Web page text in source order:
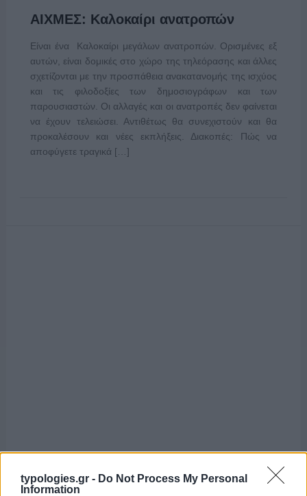
typologies.gr - Do Not Process My Personal
Information
ΑΙΧΜΕΣ: Καλοκαίρι ανατροπών
Είναι ένα Καλοκαίρι μεγάλων ανατροπών. Ορισμένες εξ
αυτών, είναι δομικές στο χώρο της τηλεόρασης και άλλες
σχετίζονται με την προσπάθεια ανακατανομής της ισχύος
και τις φιλοδοξίες των δημοσιογράφων και των
παρουσιαστών. Οι αλλαγές και οι ανατροπές δεν φαίνεται
να έχουν τελειώσει. Αντιθέτως θα συνεχιστούν και θα
προκαλέσουν και νέες εκπλήξεις. Διακοπές: Πώς να
αποφύγετε τραγικά […]